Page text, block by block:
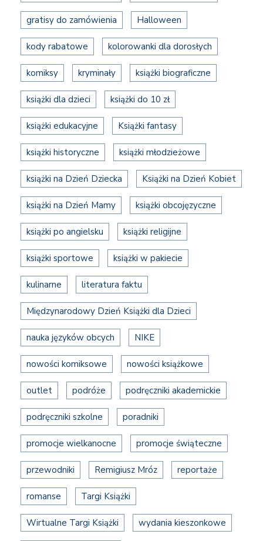
gratisy do zamówienia Halloween
kody rabatowe kolorowanki dla dorosłych
komiksy kryminały książki biograficzne
książki dla dzieci książki do 10 zł
książki edukacyjne Książki fantasy
książki historyczne książki młodzieżowe
książki na Dzień Dziecka Książki na Dzień Kobiet
książki na Dzień Mamy książki obcojęzyczne
książki po angielsku książki religijne
książki sportowe książki w pakiecie
kulinarne literatura faktu
Międzynarodowy Dzień Książki dla Dzieci
nauka języków obcych NIKE
nowości komiksowe nowości książkowe
outlet podróże podręczniki akademickie
podręczniki szkolne poradniki
promocje wielkanocne promocje świąteczne
przewodniki Remigiusz Mróz reportaże
romanse Targi Książki
Wirtualne Targi Książki wydania kieszonkowe